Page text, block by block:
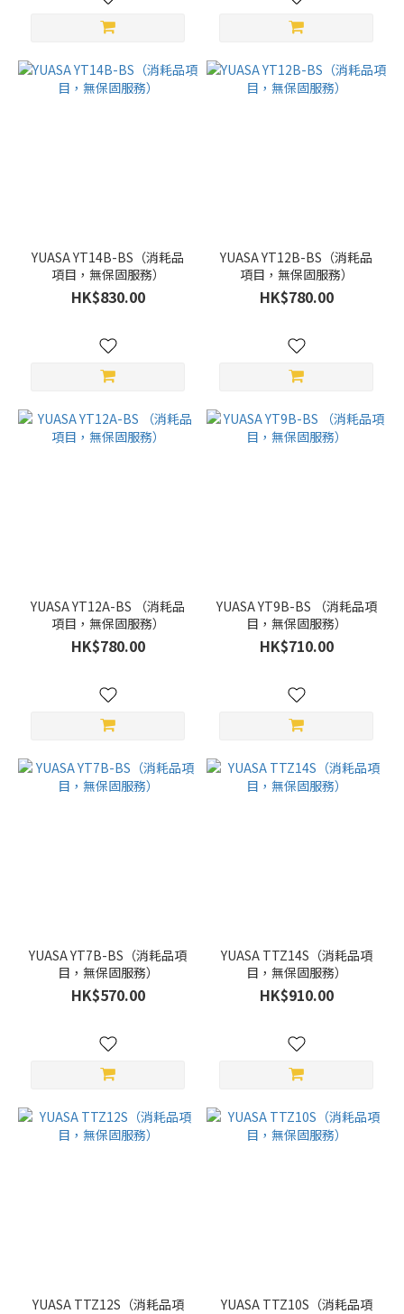
YUASA YT14B-BS（消耗品
項目，無保固服務）
HK$830.00
YUASA YT12B-BS（消耗品
項目，無保固服務）
HK$780.00
YUASA YT12A-BS （消耗品
項目，無保固服務）
HK$780.00
YUASA YT9B-BS （消耗品項
目，無保固服務）
HK$710.00
YUASA YT7B-BS（消耗品項
目，無保固服務）
HK$570.00
YUASA TTZ14S（消耗品項
目，無保固服務）
HK$910.00
YUASA TTZ12S（消耗品項
YUASA TTZ10S（消耗品項